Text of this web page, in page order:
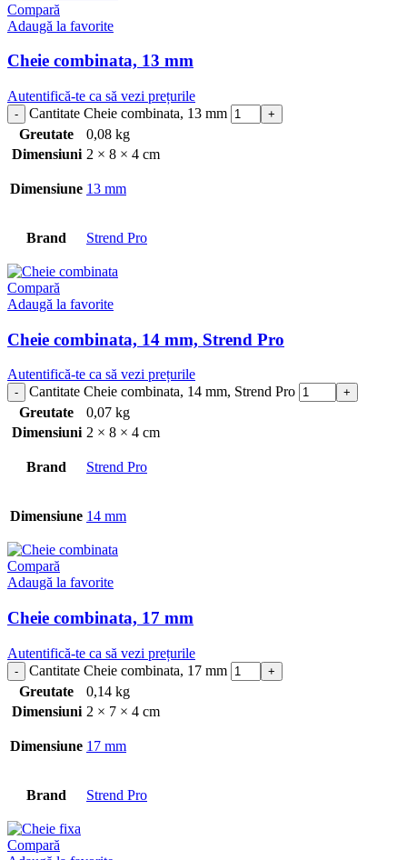
Compară
Adaugă la favorite
Cheie combinata, 13 mm
Autentifică-te ca să vezi prețurile
Cantitate Cheie combinata, 13 mm
Greutate
0,08 kg
Dimensiuni 2 × 8 × 4 cm
Dimensiune 13 mm
Brand Strend Pro
Compară
Adaugă la favorite
Cheie combinata, 14 mm, Strend Pro
Autentifică-te ca să vezi prețurile
Cantitate Cheie combinata, 14 mm, Strend Pro
Greutate
0,07 kg
Dimensiuni 2 × 8 × 4 cm
Brand Strend Pro
Dimensiune 14 mm
Compară
Adaugă la favorite
Cheie combinata, 17 mm
Autentifică-te ca să vezi prețurile
Cantitate Cheie combinata, 17 mm
Greutate
0,14 kg
Dimensiuni 2 × 7 × 4 cm
Dimensiune 17 mm
Brand Strend Pro
Compară